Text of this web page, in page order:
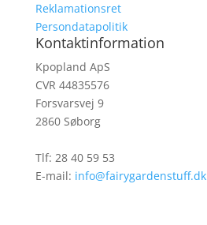
Reklamationsret
Persondatapolitik
Kontaktinformation
Kpopland ApS
CVR 44835576
Forsvarsvej 9
2860 Søborg
Tlf: 28 40 59 53
E-mail: info@fairygardenstuff.dk